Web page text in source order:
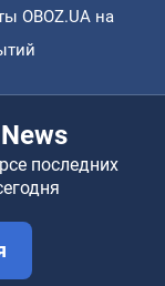
OBOZ.UA на
последних